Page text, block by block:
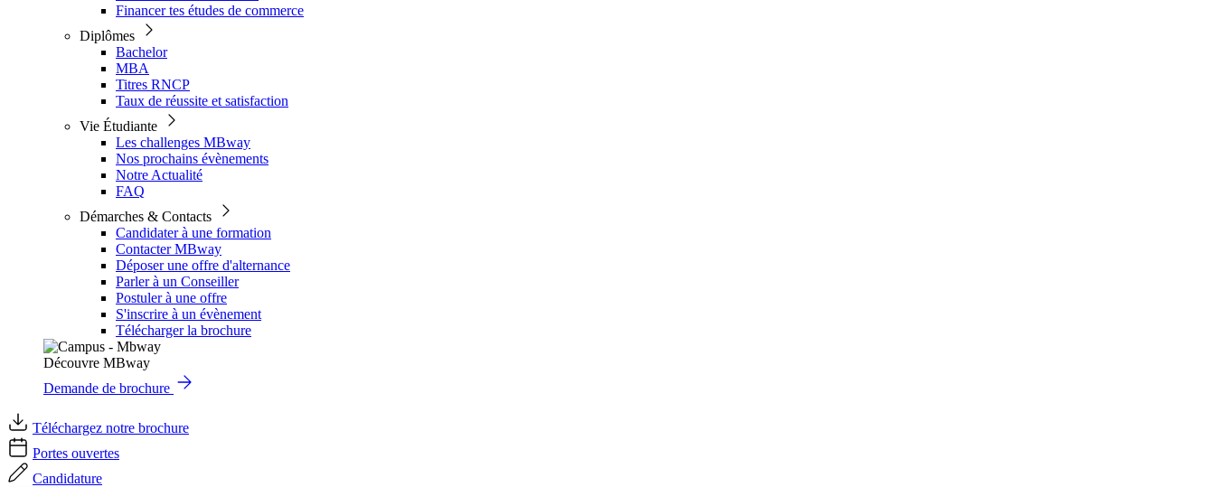
Financer tes études de commerce
Diplômes
Bachelor
MBA
Titres RNCP
Taux de réussite et satisfaction
Vie Étudiante
Les challenges MBway
Nos prochains évènements
Notre Actualité
FAQ
Démarches & Contacts
Candidater à une formation
Contacter MBway
Déposer une offre d'alternance
Parler à un Conseiller
Postuler à une offre
S'inscrire à un évènement
Télécharger la brochure
Découvre MBway
Demande de brochure
Téléchargez notre brochure
Portes ouvertes
Candidature